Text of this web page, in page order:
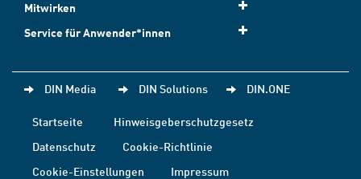
Mitwirken
Service für Anwender*innen
DIN Media DIN Solutions DIN.ONE
Startseite
Hinweisgeberschutzgesetz
Datenschutz
Cookie-Richtlinie
Cookie-Einstellungen
Impressum